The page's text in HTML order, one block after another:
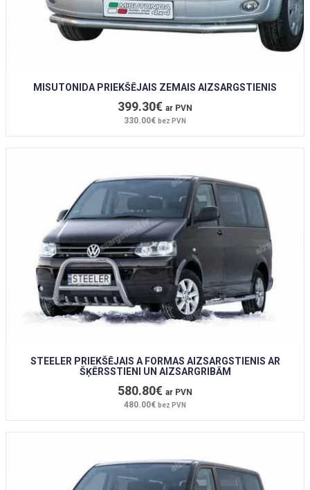
MISUTONIDA PRIEKŠĒJAIS ZEMAIS AIZSARGSTIENIS
399.30€ ar PVN
330.00€ bez PVN
STEELER PRIEKŠĒJAIS A FORMAS AIZSARGSTIENIS AR
ŠĶĒRSSTIENI UN AIZSARGRIBĀM
580.80€ ar PVN
480.00€ bez PVN